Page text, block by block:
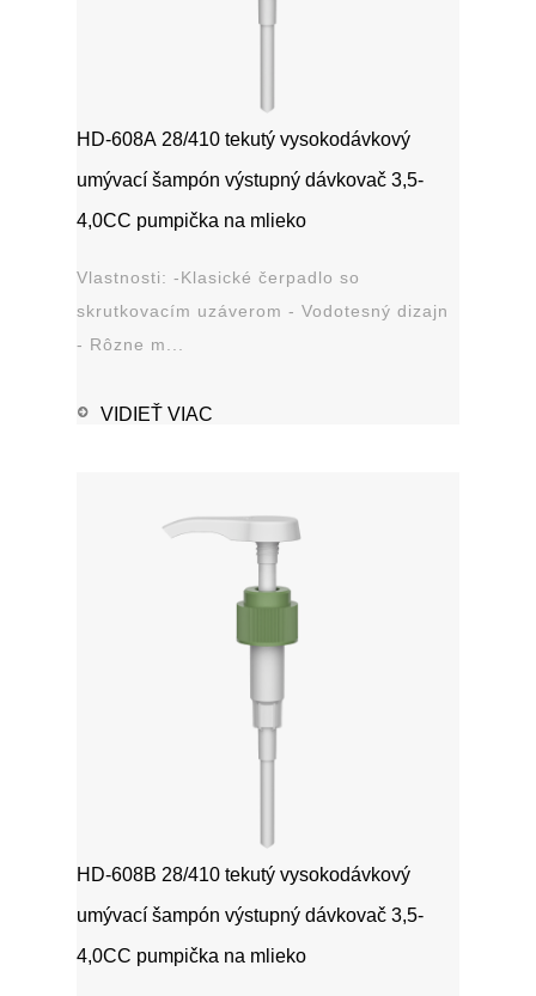
HD-608A 28/410 tekutý vysokodávkový
umývací šampón výstupný dávkovač 3,5-
4,0CC pumpička na mlieko
Vlastnosti: -Klasické čerpadlo so
skrutkovacím uzáverom - Vodotesný dizajn
- Rôzne m...
VIDIEŤ VIAC
HD-608B 28/410 tekutý vysokodávkový
umývací šampón výstupný dávkovač 3,5-
4,0CC pumpička na mlieko